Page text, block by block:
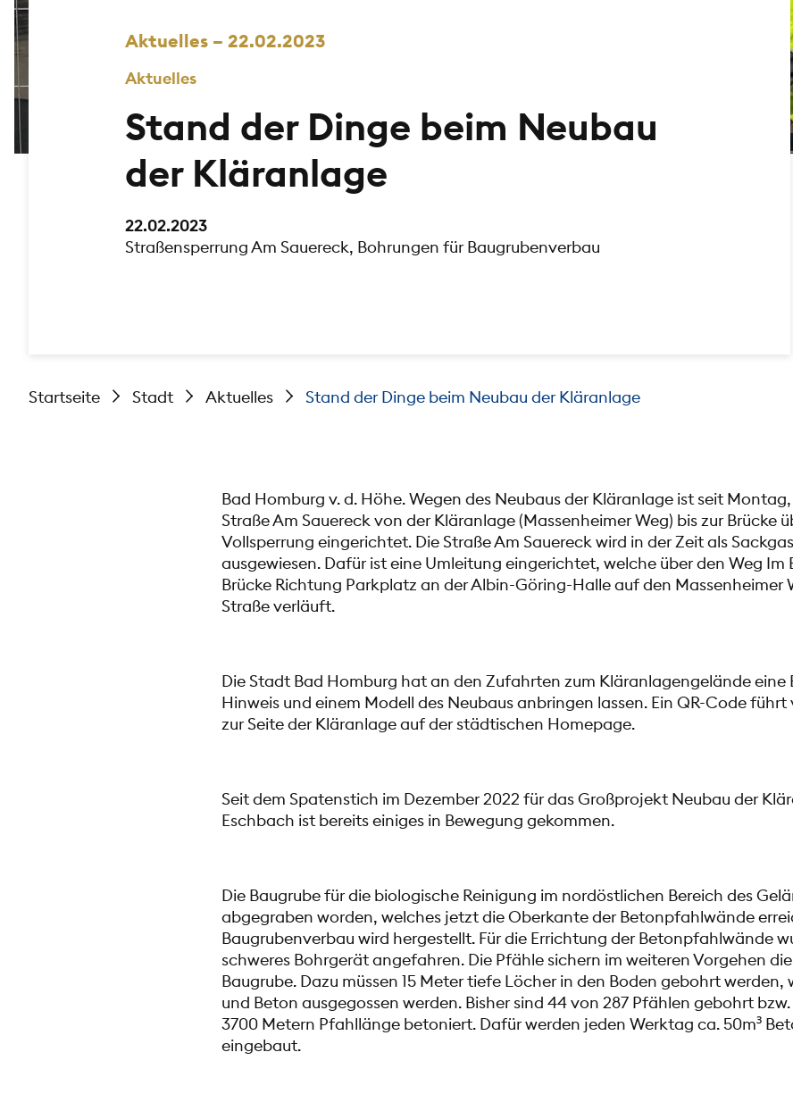
Aktuelles – 22.02.2023
Aktuelles
Stand der Dinge beim Neubau
der Kläranlage
22.02.2023
Straßensperrung Am Sauereck, Bohrungen für Baugrubenverbau
Startseite Stadt Aktuelles Stand der Dinge beim Neubau der Kläranlage
Bad Homburg v. d. Höhe. Wegen des Neubaus der Kläranlage ist seit
Straße Am Sauereck von der Kläranlage (Massenheimer Weg) bis zur Brücke
Vollsperrung eingerichtet. Die Straße Am Sauereck wird in der Zeit als
ausgewiesen. Dafür ist eine Umleitung eingerichtet, welche über den Weg Im
Brücke Richtung Parkplatz an der Albin-Göring-Halle auf den Massenheimer
Straße verläuft.
Die Stadt Bad Homburg hat an den Zufahrten zum Kläranlagengelände eine
Hinweis und einem Modell des Neubaus anbringen lassen. Ein QR-Code
zur Seite der Kläranlage auf der städtischen Homepage.
Seit dem Spatenstich im Dezember 2022 für das Großprojekt Neubau der
Eschbach ist bereits einiges in Bewegung gekommen.
Die Baugrube für die biologische Reinigung im nordöstlichen Bereich des
abgegraben worden, welches jetzt die Oberkante der Betonpfahlwände
Baugrubenverbau wird hergestellt. Für die Errichtung der Betonpfahlwände
schweres Bohrgerät angefahren. Die Pfähle sichern im weiteren Vorgehen
Baugrube. Dazu müssen 15 Meter tiefe Löcher in den Boden gebohrt
und Beton ausgegossen werden. Bisher sind 44 von 287 Pfählen gebohrt
3700 Metern Pfahllänge betoniert. Dafür werden jeden Werktag ca. 50m³
eingebaut.